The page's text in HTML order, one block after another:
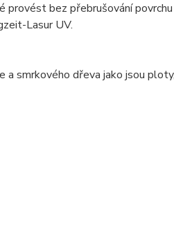
provést bez přebrušování
Lasur UV.
a smrkového dřeva jako jsou